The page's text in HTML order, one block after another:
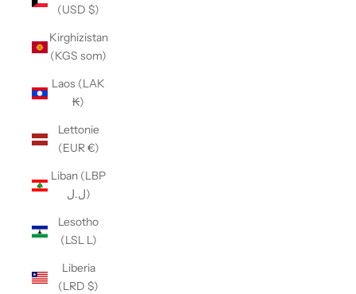
(USD $)
Kirghizistan
(KGS som)
Laos (LAK
₭)
Lettonie
(EUR €)
Liban (LBP
ل.ل)
Lesotho
(LSL L)
Liberia
(LRD $)